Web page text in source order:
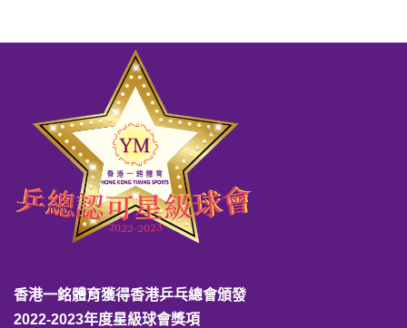
香港一銘體育獲得香港乒乓總會頒發
2022-2023年度星級球會獎項